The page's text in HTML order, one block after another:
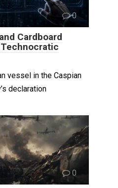
0
Cardboard
Technocratic
vessel in the Caspian
declaration
0